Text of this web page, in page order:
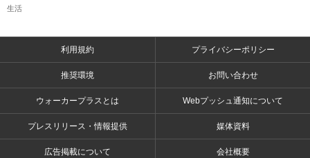
生活
利用規約 プライバシーポリシー
推奨環境 お問い合わせ
ウォーカープラスとは Webプッシュ通知について
プレスリリース・情報提供 媒体資料
広告掲載について 会社概要